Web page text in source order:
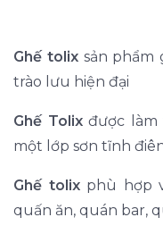
Ghế tolixsản phẩm
trào lưu hiện đại
Ghế Tolixđược làm
một lớp sơn tĩnh
Ghế tolixphù hợp
quấn ăn, quán bar,